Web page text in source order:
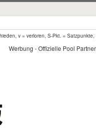
v = verloren, S-Pkt. = Satzpunkte,
Werbung - Offizielle Pool